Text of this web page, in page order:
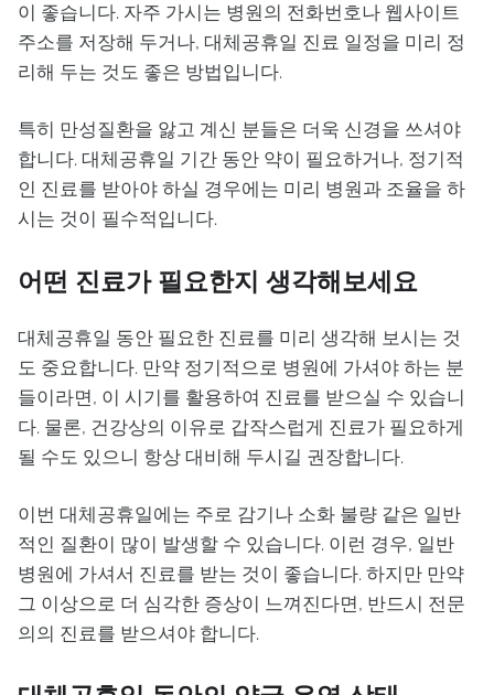
이 좋습니다. 자주 가시는 병원의 전화번호나 웹사이트
주소를 저장해 두거나, 대체공휴일 진료 일정을 미리 정
리해 두는 것도 좋은 방법입니다.
특히 만성질환을 앓고 계신 분들은 더욱 신경을 쓰셔야
합니다. 대체공휴일 기간 동안 약이 필요하거나, 정기적
인 진료를 받아야 하실 경우에는 미리 병원과 조율을 하
시는 것이 필수적입니다.
어떤 진료가 필요한지 생각해보세요
대체공휴일 동안 필요한 진료를 미리 생각해 보시는 것
도 중요합니다. 만약 정기적으로 병원에 가셔야 하는 분
들이라면, 이 시기를 활용하여 진료를 받으실 수 있습니
다. 물론, 건강상의 이유로 갑작스럽게 진료가 필요하게
될 수도 있으니 항상 대비해 두시길 권장합니다.
이번 대체공휴일에는 주로 감기나 소화 불량 같은 일반
적인 질환이 많이 발생할 수 있습니다. 이런 경우, 일반
병원에 가셔서 진료를 받는 것이 좋습니다. 하지만 만약
그 이상으로 더 심각한 증상이 느껴진다면, 반드시 전문
의의 진료를 받으셔야 합니다.